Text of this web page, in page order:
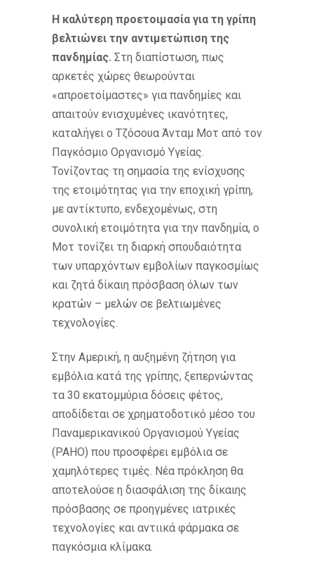
Η καλύτερη προετοιμασία για τη γρίπη
βελτιώνει την αντιμετώπιση της
πανδημίας. Στη διαπίστωση, πως
αρκετές χώρες θεωρούνται
«απροετοίμαστες» για πανδημίες και
απαιτούν ενισχυμένες ικανότητες,
καταλήγει ο Τζόσουα Άνταμ Μοτ από τον
Παγκόσμιο Οργανισμό Υγείας.
Τονίζοντας τη σημασία της ενίσχυσης
της ετοιμότητας για την εποχική γρίπη,
με αντίκτυπο, ενδεχομένως, στη
συνολική ετοιμότητα για την πανδημία, ο
Μοτ τονίζει τη διαρκή σπουδαιότητα
των υπαρχόντων εμβολίων παγκοσμίως
και ζητά δίκαιη πρόσβαση όλων των
κρατών – μελών σε βελτιωμένες
τεχνολογίες.
Στην Αμερική, η αυξημένη ζήτηση για
εμβόλια κατά της γρίπης, ξεπερνώντας
τα 30 εκατομμύρια δόσεις φέτος,
αποδίδεται σε χρηματοδοτικό μέσο του
Παναμερικανικού Οργανισμού Υγείας
(PAHO) που προσφέρει εμβόλια σε
χαμηλότερες τιμές. Νέα πρόκληση θα
αποτελούσε η διασφάλιση της δίκαιης
πρόσβασης σε προηγμένες ιατρικές
τεχνολογίες και αντιικά φάρμακα σε
παγκόσμια κλίμακα.